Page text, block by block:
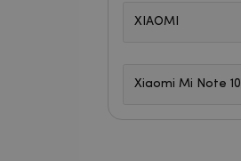
XIAOMI
Xiaomi Mi Note 10